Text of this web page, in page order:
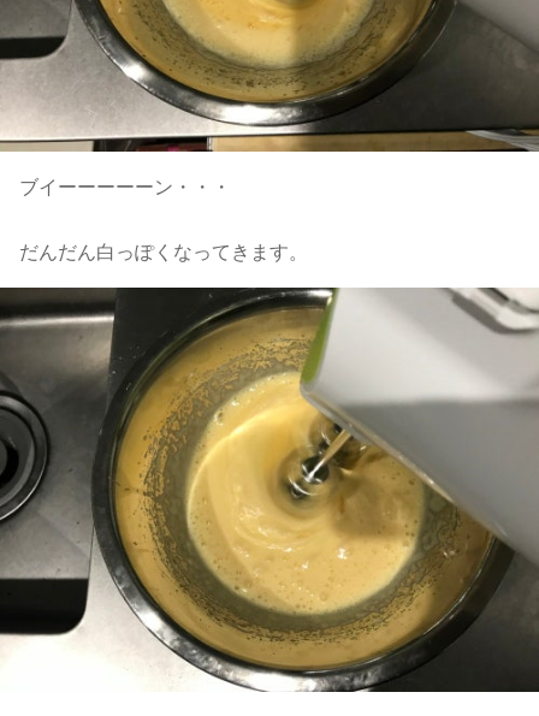
ブイーーーーーン・・・
だんだん白っぽくなってきます。